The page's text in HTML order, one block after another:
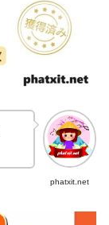
phatxit.net